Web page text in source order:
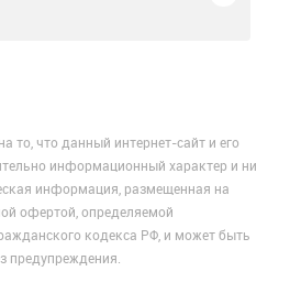
что данный интернет-сайт и его
информационный характер и ни
информация, размещенная на
офертой, определяемой
кодекса РФ, и может быть
предупреждения.